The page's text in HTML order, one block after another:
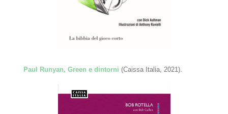
Paul Runyan, Green e dintorni (Caissa Italia, 2021).